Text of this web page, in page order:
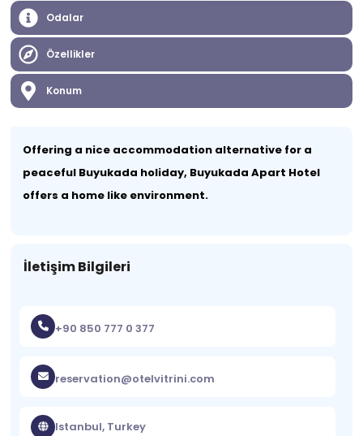
Odalar
Özellikler
Konum
Offering a nice accommodation alternative for a
peaceful Buyukada holiday, Buyukada Apart Hotel
offers a home like environment.
İletişim Bilgileri
+90 850 777 0 377
reservation@otelvitrini.com
Istanbul, Turkey